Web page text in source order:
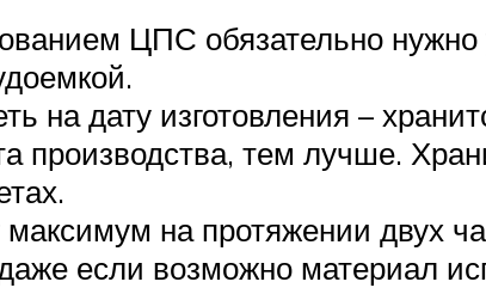
ЦПС обязательно нужно
на дату изготовления –
тем лучше.
на протяжении двух
если возможно материал